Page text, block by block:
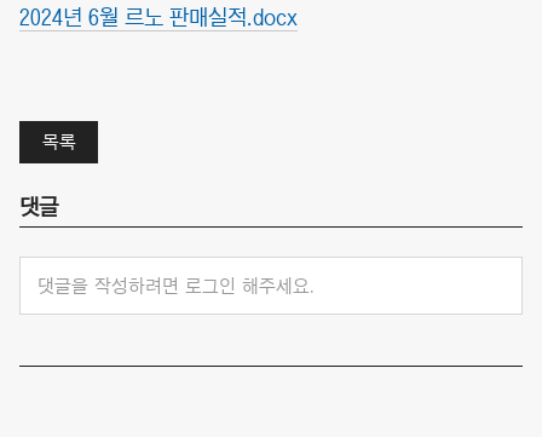
2024년 6월 르노 판매실적.docx
목록
댓글
댓글을 작성하려면 로그인 해주세요.